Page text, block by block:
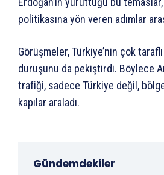
politikasına yön veren adımlar
Görüşmeler, Türkiye’nin çok
duruşunu da pekiştirdi. Böylece
trafiği, sadece Türkiye değil,
kapılar araladı.
Gündemdekiler